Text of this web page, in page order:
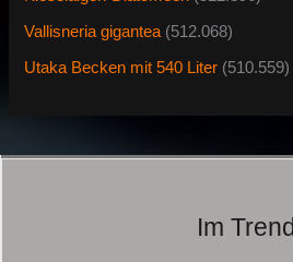
Vallisneria gigantea (512.068)
Utaka Becken mit 540 Liter (510.559)
Im Trend